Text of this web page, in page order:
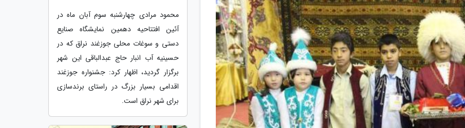
محمود مرادی چهارشنبه سوم آبان ماه در
آئین افتتاحیه دهمین نمایشگاه صنایع
دستی و سوغات محلی جوزغند نراق که در
حسینیه آب انبار حاج عبدالباقی این شهر
برگزار گردید، اظهار کرد: جشنواره جوزغند
اقدامی بسیار بزرگ در راستای برندسازی
برای شهر نراق است.